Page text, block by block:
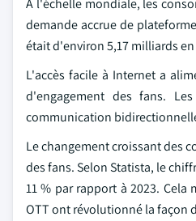
À l'échelle mondiale, les
demande accrue de
était d'environ 5,17 milliards
L'accès facile à Internet a
d'engagement des fans.
communication
Le changement croissant des
des fans. Selon Statista, le
11 % par rapport à 2023.
OTT ont révolutionné la façon